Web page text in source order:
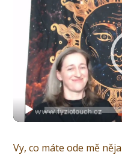
přehrávač
Vy, co máte ode mě